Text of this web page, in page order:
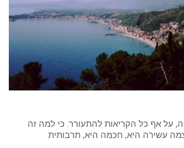
על אף כל הקריאות להתעורר. כי למה זה
עשירה היא, חכמה היא, תרבותית